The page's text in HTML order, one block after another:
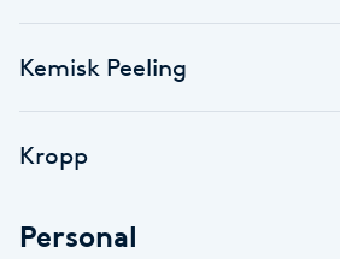
Fotsvamp
Fransar
Fransborttagning
Kemisk Peeling
Kropp
Personal